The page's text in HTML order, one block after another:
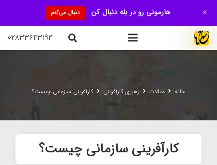
۰۲۸۳۳۶۴۳۱۹۲
خانه مقالات رهبری کارآفرینی کارآفرینی سازمانی چیست؟
کارآفرینی سازمانی چیست؟
هارمونی رو در بله دنبال کن دنبال می‌کنم +